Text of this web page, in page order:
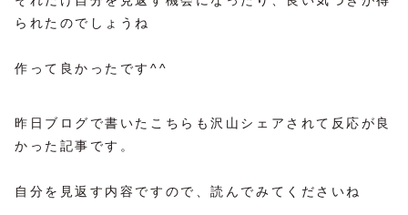
られたのでしょうね
作って良かったです^^
昨日ブログで書いたこちらも沢山シェアされて反応が良
かった記事です。
自分を見返す内容ですので、読んでみてくださいね